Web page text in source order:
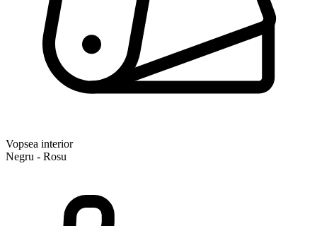
Vopsea interior
Negru - Rosu